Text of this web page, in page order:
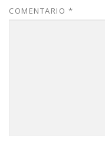
COMENTARIO *